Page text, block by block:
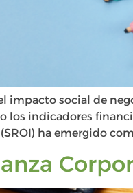
impacto social de
los indicadores
ha emergido